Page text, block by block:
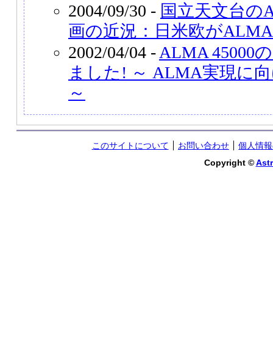
2004/09/30 - 国立天文台の
画の近況：日米欧が
2002/04/04 - ALMA 45000
ました! ～ ALMA実現に
～
このサイトについて お問い合わせ
個人情
Copyright ©